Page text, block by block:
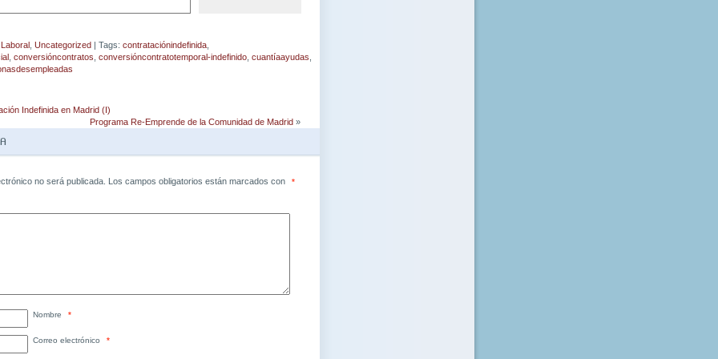
Laboral Uncategorized | Tags: contrataciónindefinida
conversióncontratos conversióncontratotemporal-indefinido cuantíaayudas
Indefinida en Madrid (I)
Programa Re-Emprende de la Comunidad de Madrid »
no será publicada. Los campos obligatorios están marcados con *
Nombre *
Correo electrónico *